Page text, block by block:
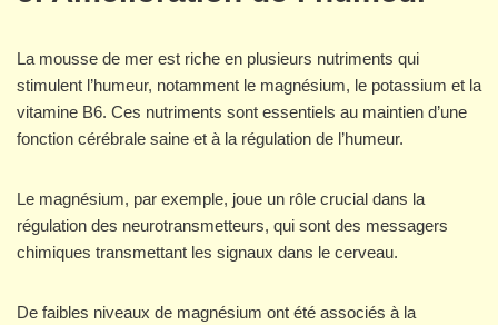
La mousse de mer est riche en plusieurs nutriments qui
stimulent l’humeur, notamment le magnésium, le potassium et la
vitamine B6. Ces nutriments sont essentiels au maintien d’une
fonction cérébrale saine et à la régulation de l’humeur.
Le magnésium, par exemple, joue un rôle crucial dans la
régulation des neurotransmetteurs, qui sont des messagers
chimiques transmettant les signaux dans le cerveau.
De faibles niveaux de magnésium ont été associés à la